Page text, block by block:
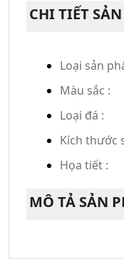
CHI TIẾT
Loại sản
Màu sắc :
Loại đá :
Kích thước
Họa tiết :
MÔ TẢ SẢN